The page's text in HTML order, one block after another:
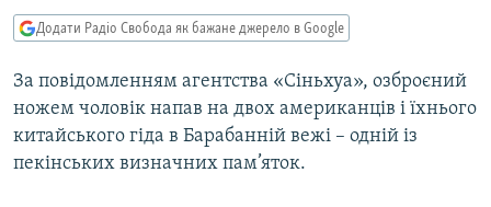
пошуку
УКРАЇНА
СВІТ
ТИ ЯК?
СХЕМИ
КИТАЙ.ВИКЛИКИ
МУЛЬТИМЕДІА
Додати Радіо Свобода як бажане джерело в Google
За повідомленням агентства «Сіньхуа», озброєний
ножем чоловік напав на двох американців і їхнього
китайського гіда в Барабанній вежі – одній із
пекінських визначних пам’яток.